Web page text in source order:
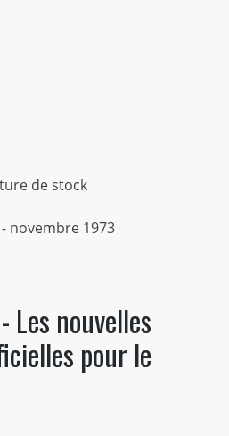
de stock
novembre 1973
Les nouvelles
pour le